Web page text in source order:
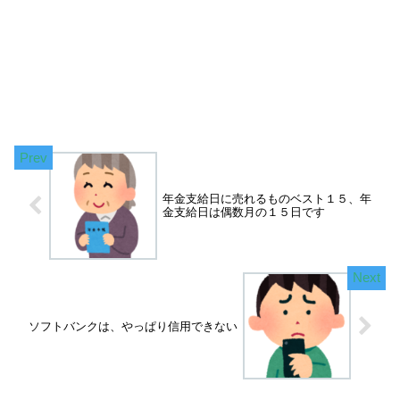
年金支給日に売れるものベスト１５、年
金支給日は偶数月の１５日です
ソフトバンクは、やっぱり信用できない